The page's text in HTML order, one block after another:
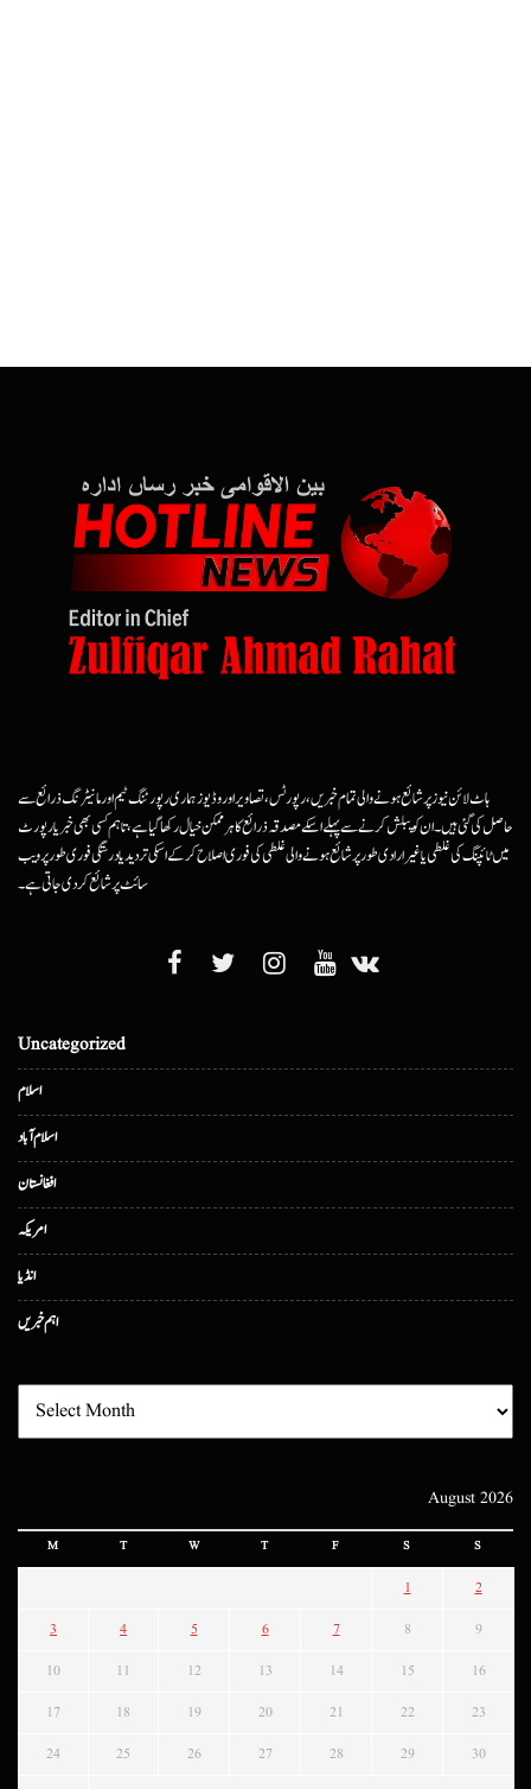
ہاٹ لائن نیوز پر شائع ہونے والی تمام خبریں، رپورٹس، تصاویر اور وڈیوز ہماری رپورٹنگ ٹیم اور مانیٹرنگ ذرائع سے
حاصل کی گئی ہیں۔ ان کو پبلش کرنے سے پہلے اسکے مصدقہ ذرائع کا ہرممکن خیال رکھا گیا ہے، تاہم کسی بھی خبر یا رپورٹ
میں ٹائپنگ کی غلطی یا غیرارادی طور پر شائع ہونے والی غلطی کی فوری اصلاح کرکے اسکی تردید یا درستگی فوری طور پر ویب
سائٹ پر شائع کردی جاتی ہے۔
Uncategorized
اسلام
اسلام آباد
افغانستان
امریکہ
انڈیا
اہم خبریں
August 2026
M T W T F S S
1 2
3 4 5 6 7 8 9
10 11 12 13 14 15 16
17 18 19 20 21 22 23
24 25 26 27 28 29 30